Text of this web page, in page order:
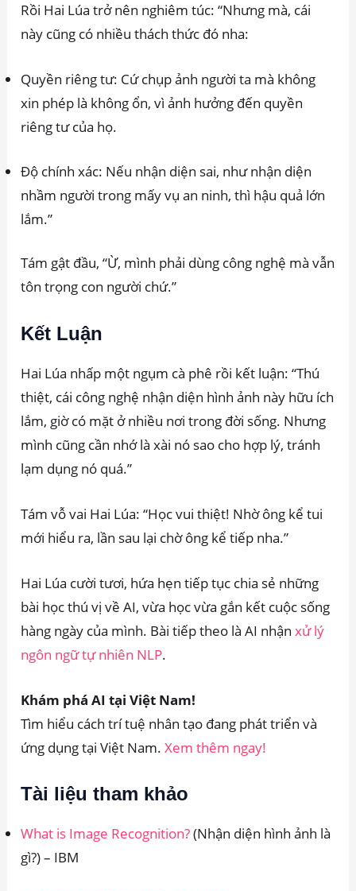
Rồi Hai Lúa trở nên nghiêm túc: “Nhưng mà, cái
này cũng có nhiều thách thức đó nha:
Quyền riêng tư: Cứ chụp ảnh người ta mà không
xin phép là không ổn, vì ảnh hưởng đến quyền
riêng tư của họ.
Độ chính xác: Nếu nhận diện sai, như nhận diện
nhầm người trong mấy vụ an ninh, thì hậu quả lớn
lắm.”
Tám gật đầu, “Ừ, mình phải dùng công nghệ mà vẫn
tôn trọng con người chứ.”
Kết Luận
Hai Lúa nhấp một ngụm cà phê rồi kết luận: “Thú
thiệt, cái công nghệ nhận diện hình ảnh này hữu ích
lắm, giờ có mặt ở nhiều nơi trong đời sống. Nhưng
mình cũng cần nhớ là xài nó sao cho hợp lý, tránh
lạm dụng nó quá.”
Tám vỗ vai Hai Lúa: “Học vui thiệt! Nhờ ông kể tui
mới hiểu ra, lần sau lại chờ ông kể tiếp nha.”
Hai Lúa cười tươi, hứa hẹn tiếp tục chia sẻ những
bài học thú vị về AI, vừa học vừa gắn kết cuộc sống
hàng ngày của mình. Bài tiếp theo là AI nhậnxử lý
ngôn ngữ tự nhiên NLP.
Khám phá AI tại Việt Nam!
Tìm hiểu cách trí tuệ nhân tạo đang phát triển và
ứng dụng tại Việt Nam.Xem thêm ngay!
Tài liệu tham khảo
What is Image Recognition?(Nhận diện hình ảnh là
gì?) – IBM